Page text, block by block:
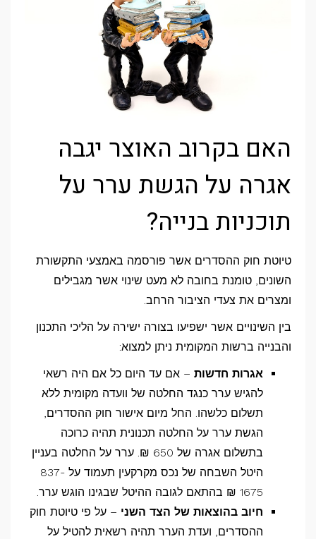
האם בקרוב האוצר יגבה
אגרה על הגשת ערר על
תוכניות בנייה?
טיוטת חוק ההסדרים אשר פורסמה באמצעי התקשורת
השונים, טומנת בחובה לא מעט שינוי אשר מגבילים
ומצרים את צעדי הציבור הרחב.
בין השינויים אשר ישפיעו בצורה ישירה על הליכי התכנון
והבנייה ברשות המקומית ניתן למצוא:
אגרות חדשות – אם עד היום כל אם היה רשאי
להגיש ערר כנגד החלטה של וועדה מקומית ללא
תשלום כלשהו. החל מיום אישור חוק ההסדרים,
הגשת ערר על החלטה תכנונית תהיה כרוכה
בתשלום אגרה של 650 ₪. ערר על החלטה בעניין
היטל השבחה של נכס מקרקעין תעמוד על 837-
1675 ₪ בהתאם לגובה ההיטל שבגינו הוגש ערר.
חיוב בהוצאות של הצד השני – על פי טיוטת חוק
ההסדרים, ועדת הערר תהיה רשאית להטיל על